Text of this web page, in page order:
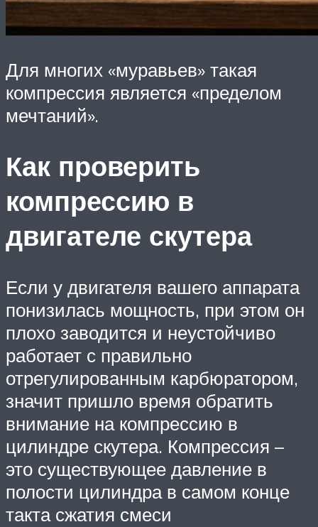
Для многих «муравьев» такая
компрессия является «пределом
мечтаний».
Как проверить
компрессию в
двигателе скутера
Если у двигателя вашего аппарата
понизилась мощность, при этом он
плохо заводится и неустойчиво
работает с правильно
отрегулированным карбюратором,
значит пришло время обратить
внимание на компрессию в
цилиндре скутера. Компрессия –
это существующее давление в
полости цилиндра в самом конце
такта сжатия смеси